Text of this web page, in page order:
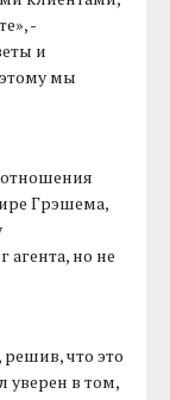
-
и
мы
Грэшема,
агента, но не
решив, что это
уверен в том,